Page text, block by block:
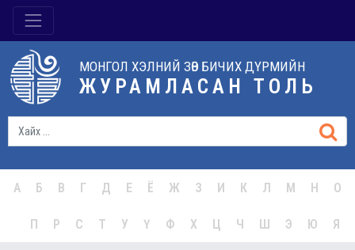
МОНГОЛ ХЭЛНИЙ ЗӨВ БИЧИХ ДҮРМИЙН
ЖУРАМЛАСАН ТОЛЬ
А Б В Г Д Е Ё Ж З И К Л М Н О
П Р С Т У Ү Ф Х Ц Ч Ш Э Ю Я